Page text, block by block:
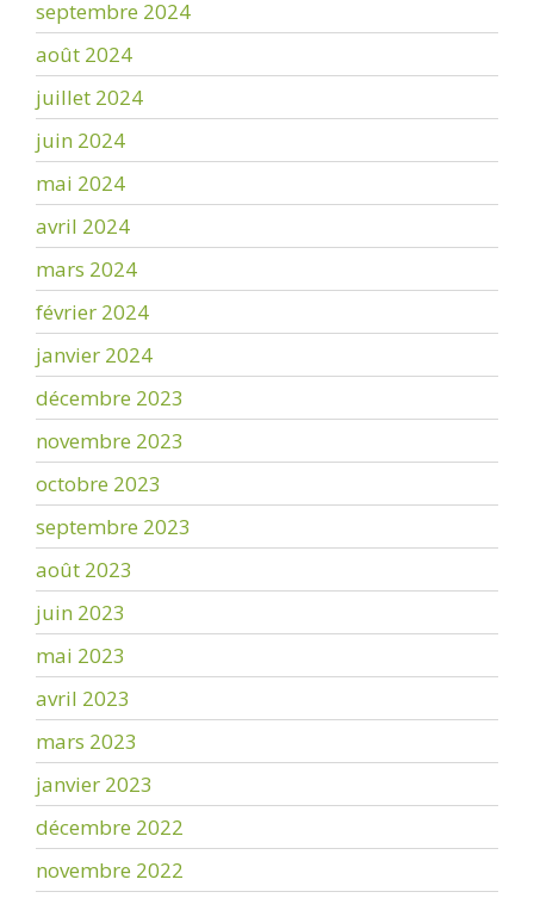
septembre 2024
août 2024
juillet 2024
juin 2024
mai 2024
avril 2024
mars 2024
février 2024
janvier 2024
décembre 2023
novembre 2023
octobre 2023
septembre 2023
août 2023
juin 2023
mai 2023
avril 2023
mars 2023
janvier 2023
décembre 2022
novembre 2022